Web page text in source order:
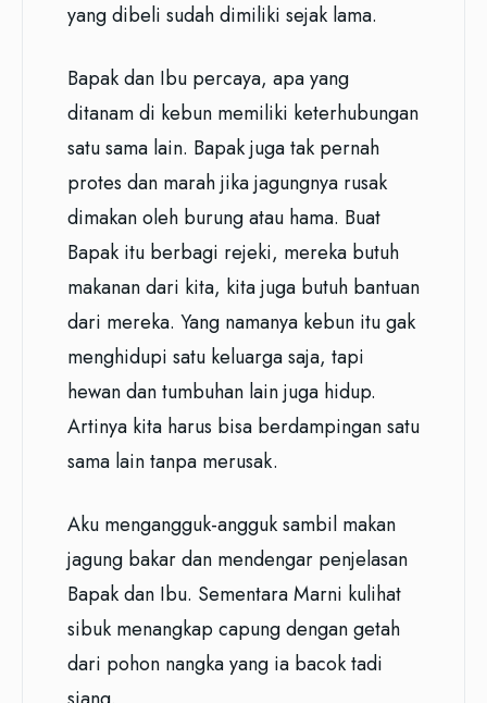
yang dibeli sudah dimiliki sejak lama.
Bapak dan Ibu percaya, apa yang
ditanam di kebun memiliki keterhubungan
satu sama lain. Bapak juga tak pernah
protes dan marah jika jagungnya rusak
dimakan oleh burung atau hama. Buat
Bapak itu berbagi rejeki, mereka butuh
makanan dari kita, kita juga butuh bantuan
dari mereka. Yang namanya kebun itu gak
menghidupi satu keluarga saja, tapi
hewan dan tumbuhan lain juga hidup.
Artinya kita harus bisa berdampingan satu
sama lain tanpa merusak.
Aku mengangguk-angguk sambil makan
jagung bakar dan mendengar penjelasan
Bapak dan Ibu. Sementara Marni kulihat
sibuk menangkap capung dengan getah
dari pohon nangka yang ia bacok tadi